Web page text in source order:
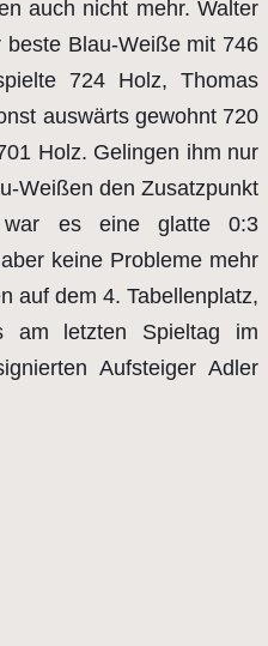
auch nicht mehr. Walter
Blau-Weiße mit 746
724 Holz, Thomas
auswärts gewohnt 720
Holz. Gelingen ihm nur
Weißen den Zusatzpunkt
war es eine glatte 0:3
keine Probleme mehr
auf dem 4. Tabellenplatz,
am letzten Spieltag im
Aufsteiger Adler